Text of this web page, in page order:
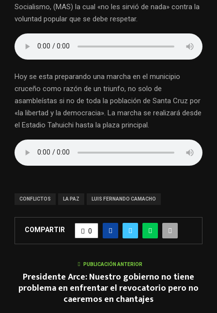
Socialismo, (MAS) la cual «no les sirvió de nada» contra la
voluntad popular que se debe respetar.
Hoy se esta preparando una marcha en el municipio
cruceño como razón de un triunfo, no solo de
asambleístas si no de toda la población de Santa Cruz por
«la libertad y la democracia». La marcha se realizará desde
el Estadio Tahuichi hasta la plaza principal.
CONFLICTOS LA PAZ LUIS FERNANDO CAMACHO
COMPARTIR 0
PUBLICACIÓN ANTERIOR
Presidente Arce: Nuestro gobierno no tiene
problema en enfrentar el revocatorio pero no
caeremos en chantajes